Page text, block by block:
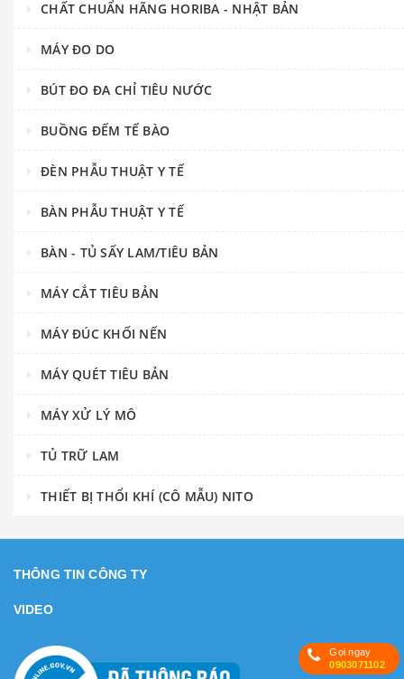
CHẤT CHUẨN HÃNG HORIBA - NHẬT BẢN
MÁY ĐO DO
BÚT ĐO ĐA CHỈ TIÊU NƯỚC
BUỒNG ĐẾM TẾ BÀO
ĐÈN PHẪU THUẬT Y TẾ
BÀN PHẪU THUẬT Y TẾ
BÀN - TỦ SẤY LAM/TIÊU BẢN
MÁY CẮT TIÊU BẢN
MÁY ĐÚC KHỐI NẾN
MÁY QUÉT TIÊU BẢN
MÁY XỬ LÝ MÔ
TỦ TRỮ LAM
THIẾT BỊ THỔI KHÍ (CÔ MẪU) NITO
THÔNG TIN CÔNG TY
VIDEO
Gọi ngay
0903071102